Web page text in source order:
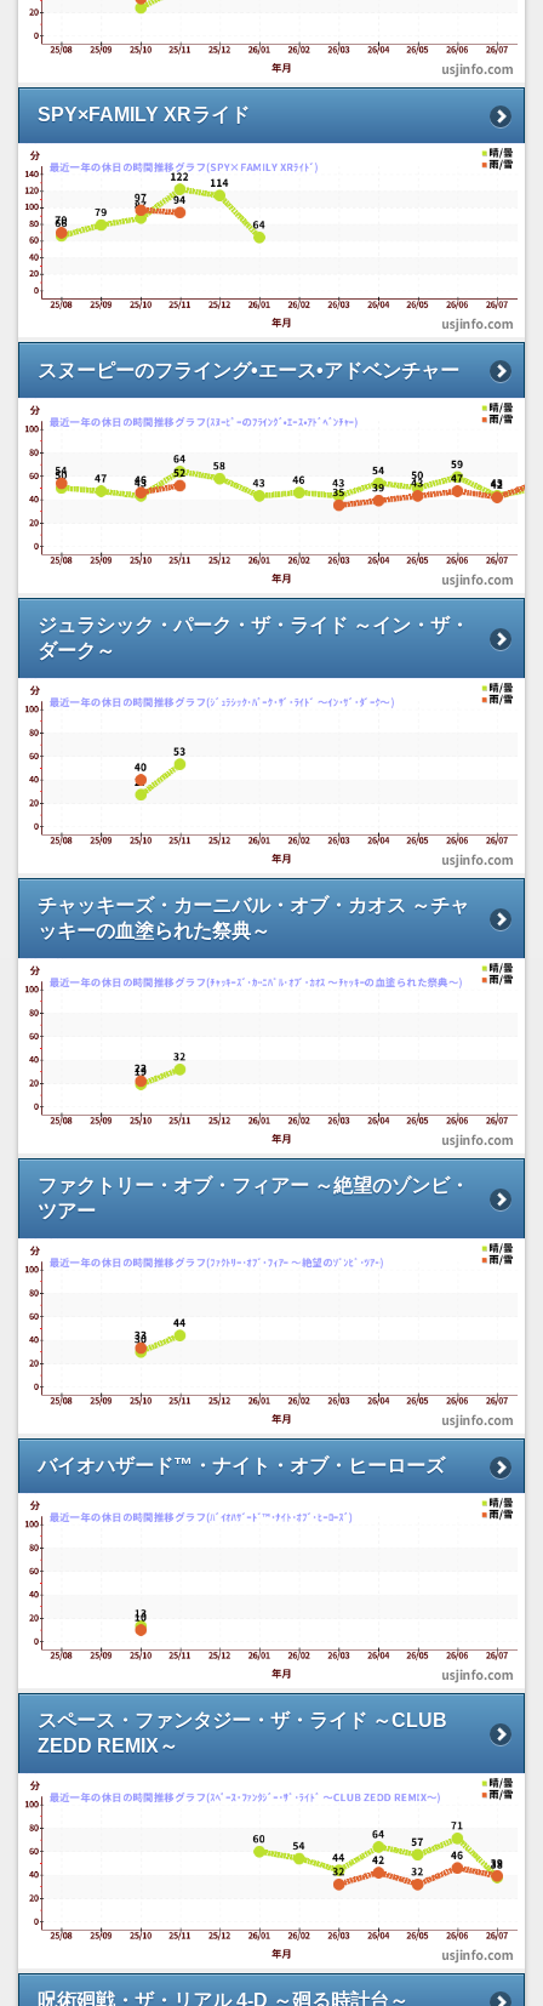
SPY×FAMILY XRライド
スヌーピーのフライング•エース•アドベンチャー
ジュラシック・パーク・ザ・ライド ～イン・ザ・
ダーク～
チャッキーズ・カーニバル・オブ・カオス ～チャ
ッキーの血塗られた祭典～
ファクトリー・オブ・フィアー ～絶望のゾンビ・
ツアー
バイオハザード™・ナイト・オブ・ヒーローズ
スペース・ファンタジー・ザ・ライド ～CLUB
ZEDD REMIX～
呪術廻戦・ザ・リアル 4-D ～廻る時計台～